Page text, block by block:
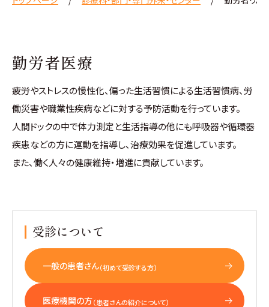
勤労者医療
疲労やストレスの慢性化、偏った生活習慣による生活習慣病、労
働災害や職業性疾病などに対する予防活動を行っています。
人間ドックの中で体力測定と生活指導の他にも呼吸器や循環器
疾患などの方に運動を指導し、治療効果を促進しています。
また、働く人々の健康維持・増進に貢献しています。
受診について
一般の患者さん（初めて受診する方）
医療機関の方（患者さんの紹介について）